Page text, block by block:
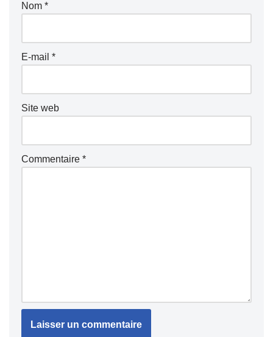
Nom *
E-mail *
Site web
Commentaire *